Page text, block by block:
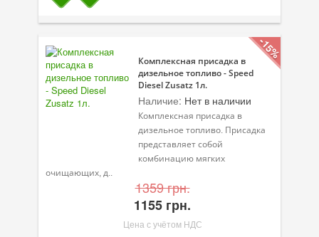
-15%
Комплексная присадка в
дизельное топливо - Speed
Diesel Zusatz 1л.
Наличие: Нет в наличии
Комплексная присадка в
дизельное топливо. Присадка
представляет собой
комбинацию мягких
очищающих, д..
1359 грн.
1155 грн.
Цена с учётом НДС